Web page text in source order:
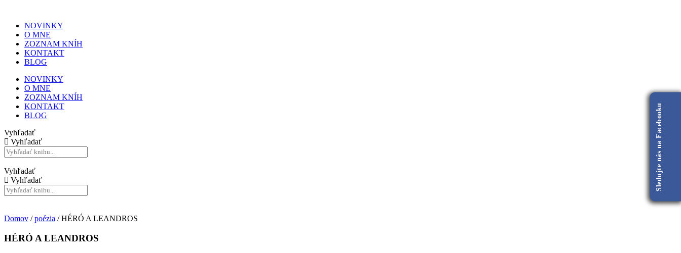
NOVINKY
O MNE
ZOZNAM KNÍH
KONTAKT
BLOG
NOVINKY
O MNE
ZOZNAM KNÍH
KONTAKT
BLOG
Vyhľadať
Vyhľadať
Vyhľadať
Vyhľadať
Domov /poézia / HÉRÓ A LEANDROS
HÉRÓ A LEANDROS
Sledujte nás na Facebooku